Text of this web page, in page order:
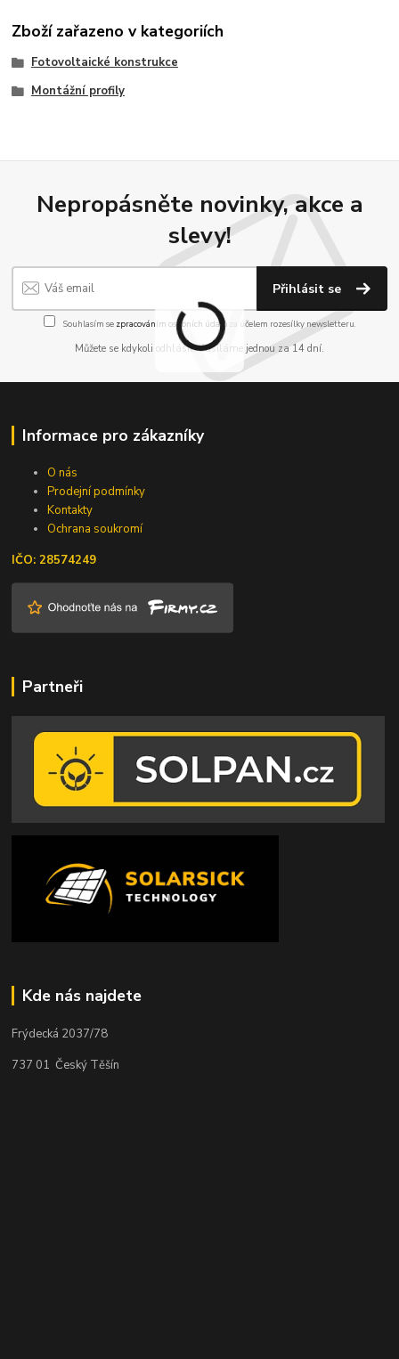
Zboží zařazeno v kategoriích
Fotovoltaické konstrukce
Montážní profily
Nepropásněte novinky, akce a
slevy!
Přihlásit se
Souhlasím se zpracováním osobních údajůza účelem rozesílky newsletteru.
Můžete se kdykoli odhlásit. Zasíláme jednou za 14 dní.
Informace pro zákazníky
O nás
Prodejní podmínky
Kontakty
Ochrana soukromí
IČO: 28574249
Partneři
Kde nás najdete
Frýdecká 2037/78
737 01 Český Těšín